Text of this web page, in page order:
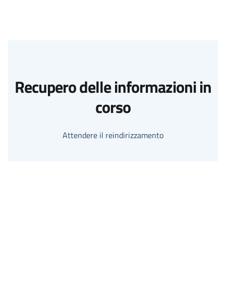
Recupero delle informazioni in
corso
Attendere il reindirizzamento